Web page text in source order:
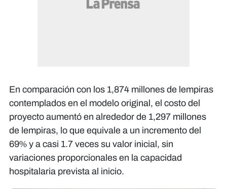
En comparación con los 1,874 millones de lempiras
contemplados en el modelo original, el costo del
proyecto aumentó en alrededor de 1,297 millones
de lempiras, lo que equivale a un incremento del
69% y a casi 1.7 veces su valor inicial, sin
variaciones proporcionales en la capacidad
hospitalaria prevista al inicio.